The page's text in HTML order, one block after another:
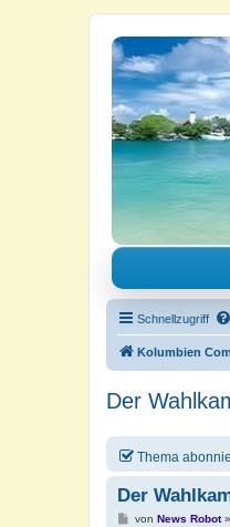
Reisen, Auswandern,
Schnellzugriff
Kolumbien
Der
Thema
Der
Bvon News Robot»